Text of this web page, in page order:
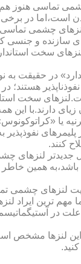
تماسی هنوز
است،اما در
چشمی تماسی
سازنده و جنسی
سخت
در حقیقت به
هستند؛
سخت
دارند.با این
یا
کنند.
جدیدتر لنزهای
همین
لنزهای چشمی
مهم ترین
در
لنزها مشخص